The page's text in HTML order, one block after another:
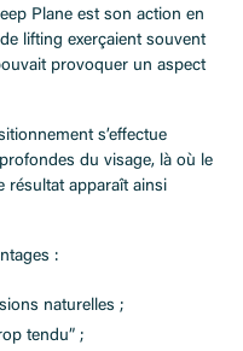
Plane est son action en
lifting exerçaient souvent
provoquer un aspect
s’effectue
du visage, là où le
résultat apparaît ainsi
:
naturelles ;
tendu” ;